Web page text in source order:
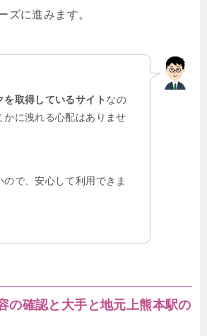
ズに進みます。
を取得しているサイト なの
かに洩れる心配はありませ
ので、安心して利用できま
の確認と大手と地元上熊本駅の